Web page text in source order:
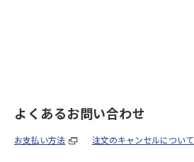
よくあるお問い合わせ
お支払い方法 注文のキャンセルについて